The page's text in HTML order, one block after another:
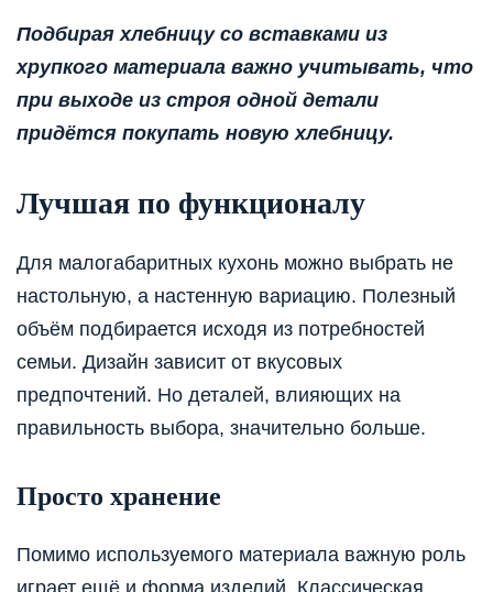
Подбирая хлебницу со вставками из
хрупкого материала важно учитывать, что
при выходе из строя одной детали
придётся покупать новую хлебницу.
Лучшая по функционалу
Для малогабаритных кухонь можно выбрать не
настольную, а настенную вариацию. Полезный
объём подбирается исходя из потребностей
семьи. Дизайн зависит от вкусовых
предпочтений. Но деталей, влияющих на
правильность выбора, значительно больше.
Просто хранение
Помимо используемого материала важную роль